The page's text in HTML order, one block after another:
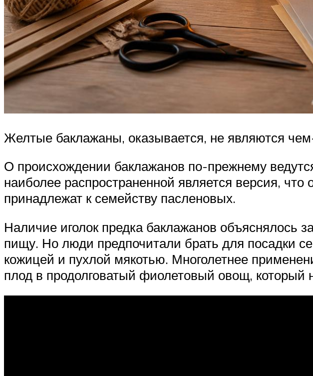
Желтые баклажаны, оказывается, не являются
О происхождении баклажанов по-прежнему
наиболее распространенной является версия,
принадлежат к семейству пасленовых.
Наличие иголок предка баклажанов объяснялось
пищу. Но люди предпочитали брать для посадки
кожицей и пухлой мякотью. Многолетнее
плод в продолговатый фиолетовый овощ, который